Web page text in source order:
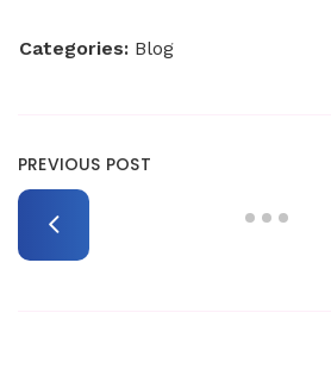
Categories: Blog
PREVIOUS POST